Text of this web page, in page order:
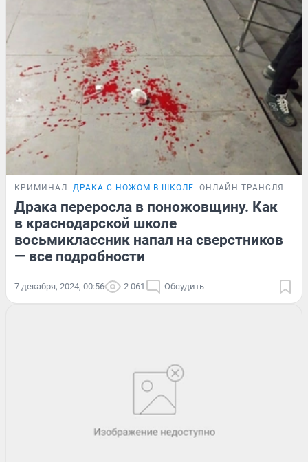
КРИМИНАЛ ДРАКА С НОЖОМ В ШКОЛЕ ОНЛАЙН-ТРАНСЛЯЦИЯ
Драка переросла в поножовщину. Как
в краснодарской школе
восьмиклассник напал на сверстников
— все подробности
7 декабря, 2024, 00:56 2 061 Обсудить